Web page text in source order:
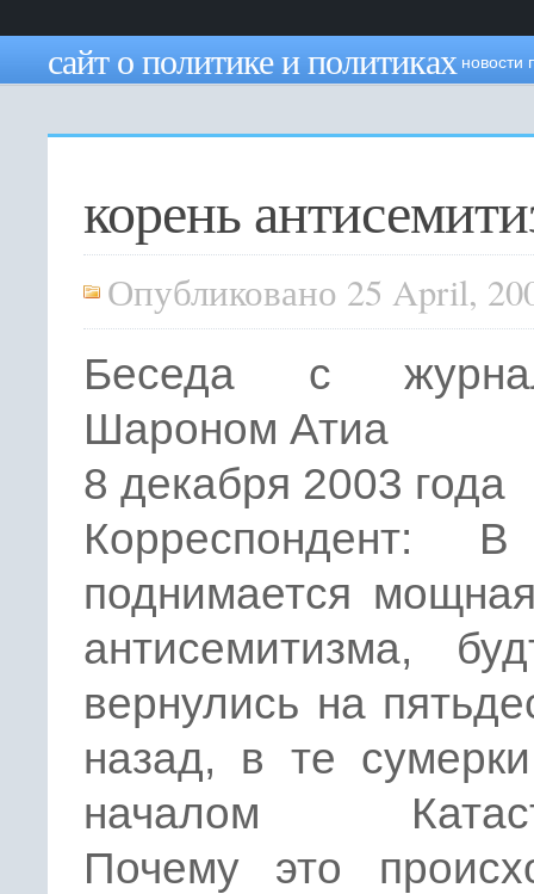
сайт о политике и политиках новости
корень
Опубликовано 25 April,
Беседа с
Шароном Атиа
8 декабря 2003 года
Корреспондент:
поднимается
антисемитизма,
вернулись на
назад, в те
началом
Почему это